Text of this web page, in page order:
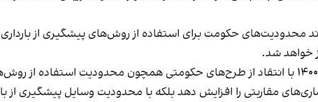
محدودیت‌های حکومت برای استفاده از روش‌های پیشگیری از بارداری
خواهد شد.
مسعود مردانی، عضو کمیته مبارزه با ایدز، آبان‌ ماه ۱۴۰۰ با انتقاد از طرح‌های حکومتی
مقاربتی را افزایش دهد بلکه با محدودیت وسایل پیشگیری از